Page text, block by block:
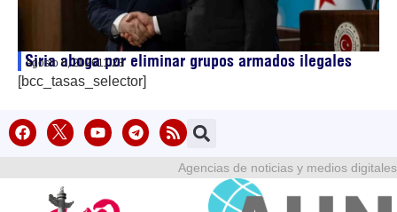
Siria aboga por eliminar grupos armados ilegales
agosto 6, 202611:23
[bcc_tasas_selector]
Agencias de noticias y medios digitales